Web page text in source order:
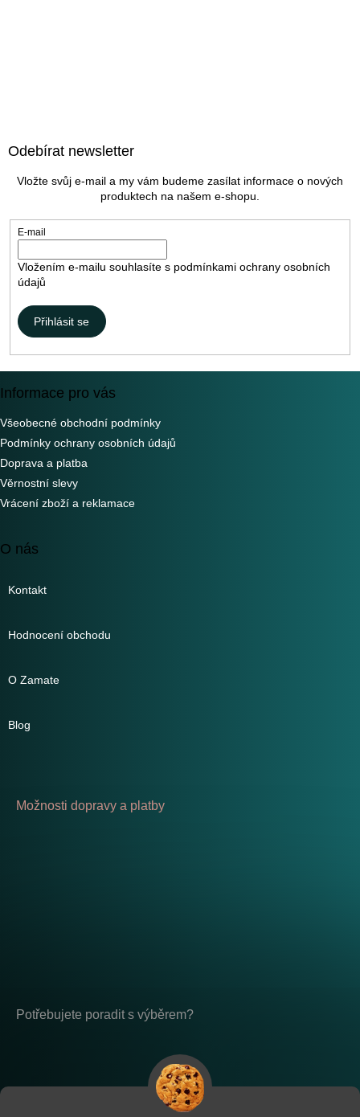
Odebírat newsletter
Vložte svůj e-mail a my vám budeme zasílat informace o nových
produktech na našem e-shopu.
E-mail
Vložením e-mailu souhlasíte s podmínkami ochrany osobních
údajů
Přihlásit se
Informace pro vás
Všeobecné obchodní podmínky
Podmínky ochrany osobních údajů
Doprava a platba
Věrnostní slevy
Vrácení zboží a reklamace
O nás
Kontakt
Hodnocení obchodu
O Zamate
Blog
Možnosti dopravy a platby
Potřebujete poradit s výběrem?
placeholder-nemazat